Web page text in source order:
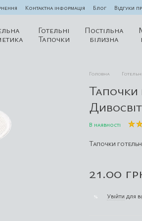
Контактна інформація Блог Відгуки
Готельні
Тапочки
Постільна
білизна
Головна
Тапочки
Дивосвіт
В наявності
Тапочки
21.00
% Увійти для